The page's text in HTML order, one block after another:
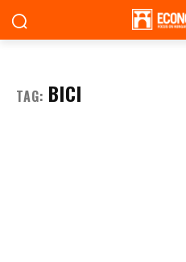
TAG: BICI